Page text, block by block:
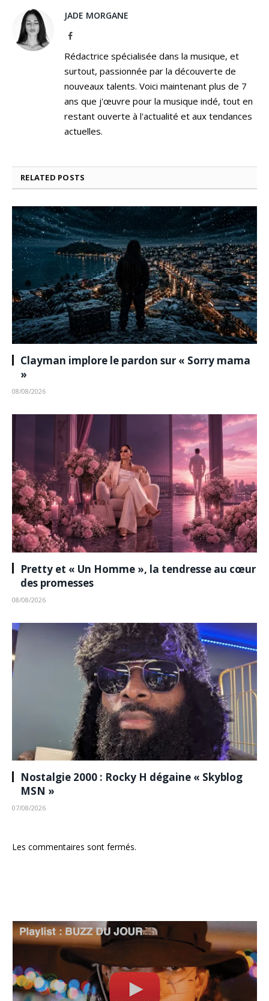
JADE MORGANE
Facebook
Rédactrice spécialisée dans la musique, et
surtout, passionnée par la découverte de
nouveaux talents. Voici maintenant plus de 7
ans que j'œuvre pour la musique indé, tout en
restant ouverte à l'actualité et aux tendances
actuelles.
RELATED POSTS
Clayman implore le pardon sur « Sorry mama
»
08/08/2026
Pretty et « Un Homme », la tendresse au cœur
des promesses
08/08/2026
Nostalgie 2000 : Rocky H dégaine « Skyblog
MSN »
07/08/2026
Les commentaires sont fermés.